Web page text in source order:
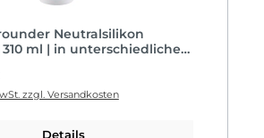
Neutralsilikon
310 ml | in unterschiedlichen
zzgl. Versandkosten
Details